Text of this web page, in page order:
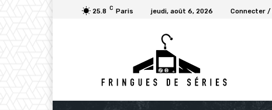
25.8 C Paris jeudi, août 6, 2026 Connecter